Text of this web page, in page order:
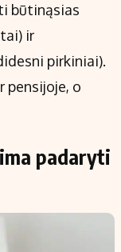
būtinąsias
ir
pirkiniai).
pensijoje, o
padaryti